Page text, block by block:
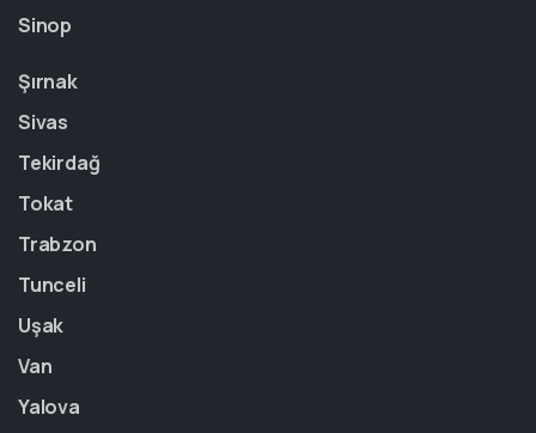
Sinop
Şırnak
Sivas
Tekirdağ
Tokat
Trabzon
Tunceli
Uşak
Van
Yalova